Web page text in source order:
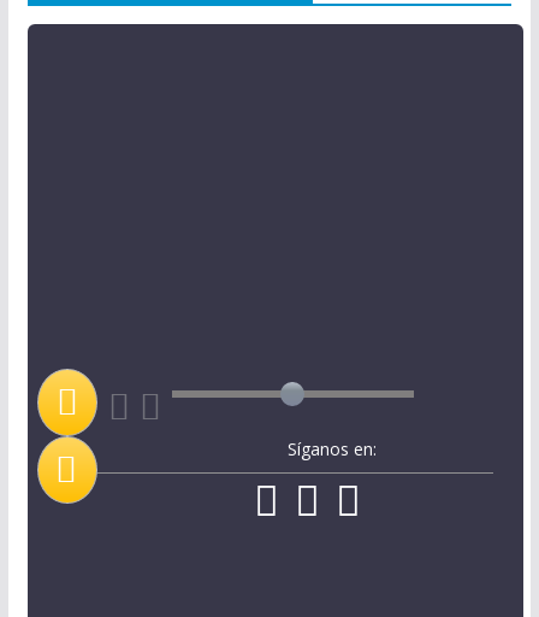
Síganos en: